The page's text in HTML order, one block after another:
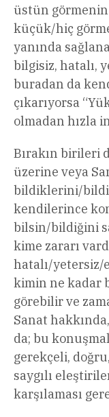
üstün görmenin
küçük/hiç
yanında
bilgisiz, hatalı,
buradan da
çıkarıyorsa
olmadan hızla
Bırakın birileri
üzerine veya
bildiklerini/
kendilerince
bilsin/bildiğini
kime zararı
hatalı/yetersiz/
kimin ne kadar
görebilir ve
Sanat
da; bu
gerekçeli,
saygılı
karşılaması